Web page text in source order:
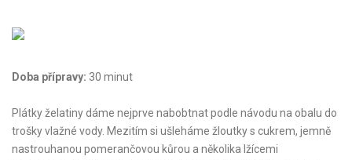
Doba přípravy: 30 minut
Plátky želatiny dáme nejprve nabobtnat podle návodu na obalu do
trošky vlažné vody. Mezitím si ušleháme žloutky s cukrem, jemně
nastrouhanou pomerančovou kůrou a několika lžícemi